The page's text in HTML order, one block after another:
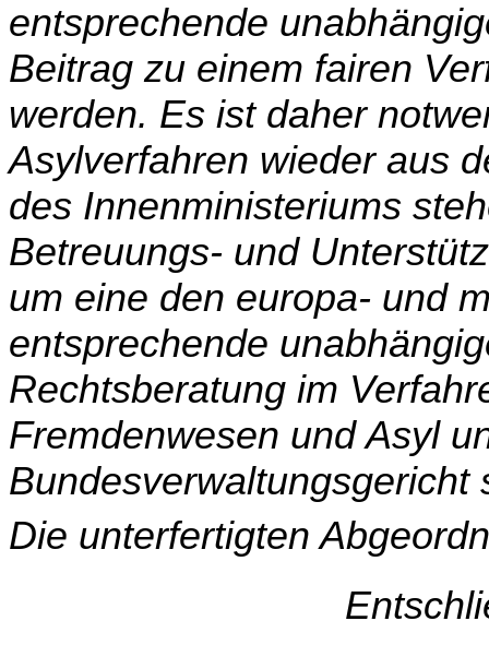
entsprechende
Beitrag zu einem fairen
werden. Es ist daher
Asylverfahren wieder aus
des Innenministeriums
Betreuungs- und
um eine den europa- und
ent­sprechende
Rechtsberatung im
Fremdenwesen und Asyl
Bundesverwaltungsgericht
Die unterfertigten